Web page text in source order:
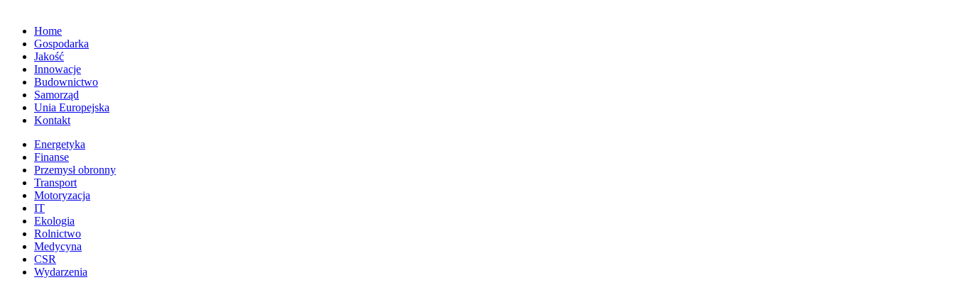
Home
Gospodarka
Jakość
Innowacje
Budownictwo
Samorząd
Unia Europejska
Kontakt
Energetyka
Finanse
Przemysł obronny
Transport
Motoryzacja
IT
Ekologia
Rolnictwo
Medycyna
CSR
Wydarzenia